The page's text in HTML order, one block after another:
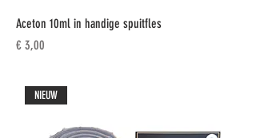
Aceton 10ml in handige spuitfles
Prijs
€ 3,00
NIEUW